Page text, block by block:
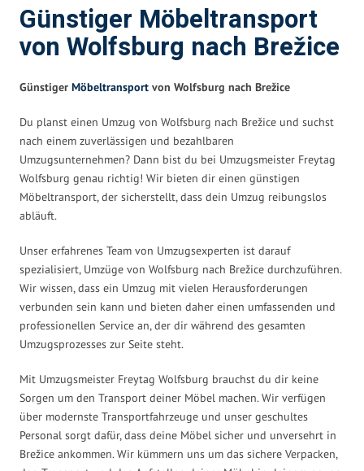
Günstiger Möbeltransport
von Wolfsburg nach Brežice
Günstiger Möbeltransport von Wolfsburg nach Brežice
Du planst einen Umzug von Wolfsburg nach Brežice und suchst
nach einem zuverlässigen und bezahlbaren
Umzugsunternehmen? Dann bist du bei Umzugsmeister Freytag
Wolfsburg genau richtig! Wir bieten dir einen günstigen
Möbeltransport, der sicherstellt, dass dein Umzug reibungslos
abläuft.
Unser erfahrenes Team von Umzugsexperten ist darauf
spezialisiert, Umzüge von Wolfsburg nach Brežice durchzuführen.
Wir wissen, dass ein Umzug mit vielen Herausforderungen
verbunden sein kann und bieten daher einen umfassenden und
professionellen Service an, der dir während des gesamten
Umzugsprozesses zur Seite steht.
Mit Umzugsmeister Freytag Wolfsburg brauchst du dir keine
Sorgen um den Transport deiner Möbel machen. Wir verfügen
über modernste Transportfahrzeuge und unser geschultes
Personal sorgt dafür, dass deine Möbel sicher und unversehrt in
Brežice ankommen. Wir kümmern uns um das sichere Verpacken,